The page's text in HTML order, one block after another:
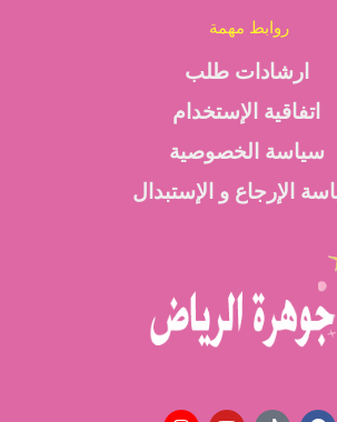
روابط مهمة
ارشادات طلب
اتفاقية الإستخدام
سياسة الخصوصية
الإرجاع و الإستبدال